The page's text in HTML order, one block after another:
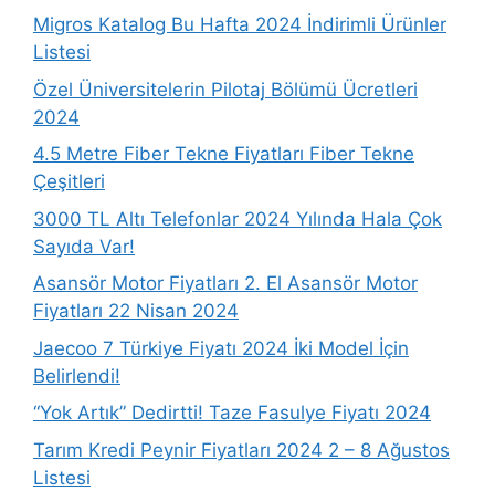
Migros Katalog Bu Hafta 2024 İndirimli Ürünler
Listesi
Özel Üniversitelerin Pilotaj Bölümü Ücretleri
2024
4.5 Metre Fiber Tekne Fiyatları Fiber Tekne
Çeşitleri
3000 TL Altı Telefonlar 2024 Yılında Hala Çok
Sayıda Var!
Asansör Motor Fiyatları 2. El Asansör Motor
Fiyatları 22 Nisan 2024
Jaecoo 7 Türkiye Fiyatı 2024 İki Model İçin
Belirlendi!
“Yok Artık” Dedirtti! Taze Fasulye Fiyatı 2024
Tarım Kredi Peynir Fiyatları 2024 2 – 8 Ağustos
Listesi